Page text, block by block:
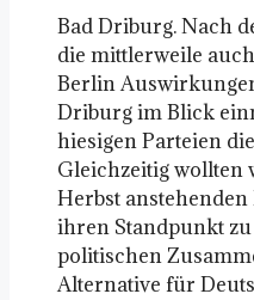
Bad Driburg. Nach
die mittlerweile
Berlin
Driburg im Blick
hiesigen Parteien
Gleichzeitig
Herbst
ihren Standpunkt
politischen
Alternative für